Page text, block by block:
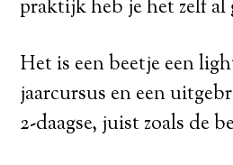
praktijk heb je het zelf al
Het is een beetje een
jaarcursus en een
2-daagse, juist zoals de